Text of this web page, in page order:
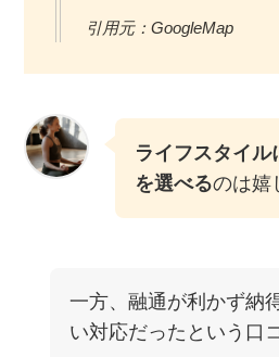
引用元：GoogleMap
ライフスタイル
を選べるのは嬉
一方、融通が利かず納
い対応だったという口